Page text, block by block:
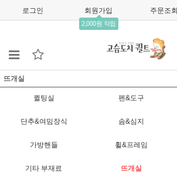
로그인 회원가입
2,000원 적립
주문조회
뜨개실
퀼팅실 펜&도구
단추&여밈장식 솜&심지
가방핸들 휠&프레임
기타 부재료 뜨개실